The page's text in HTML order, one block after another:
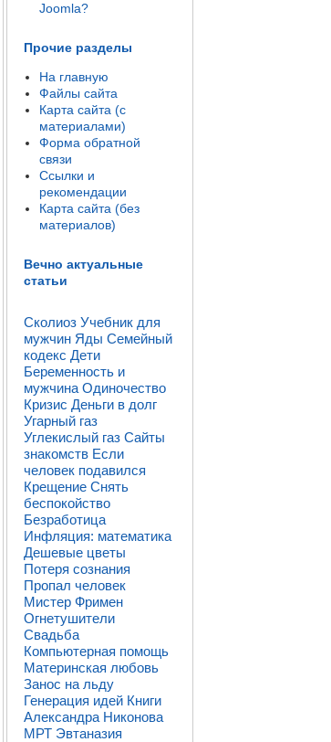
Joomla?
Прочие разделы
На главную
Файлы сайта
Карта сайта (с
материалами)
Форма обратной
связи
Ссылки и
рекомендации
Карта сайта (без
материалов)
Вечно актуальные
статьи
Сколиоз Учебник для
мужчин Яды Семейный
кодекс Дети
Беременность и
мужчина Одиночество
Кризис Деньги в долг
Угарный газ
Углекислый газ Сайты
знакомств Если
человек подавился
Крещение Снять
беспокойство
Безработица
Инфляция: математика
Дешевые цветы
Потеря сознания
Пропал человек
Мистер Фримен
Огнетушители
Свадьба
Компьютерная помощь
Материнская любовь
Занос на льду
Генерация идей Книги
Александра Никонова
МРТ Эвтаназия